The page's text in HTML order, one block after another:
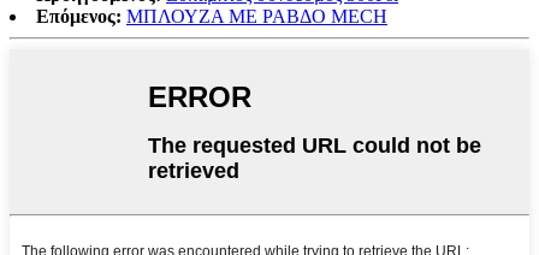
Επόμενος: ΜΠΛΟΥΖΑ ΜΕ ΡΑΒΔΟ MECH